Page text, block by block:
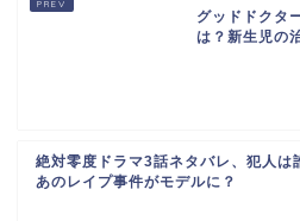
グッドドクタ
は？新生児の
絶対零度ドラマ3話ネタバレ、犯人は
あのレイプ事件がモデルに？